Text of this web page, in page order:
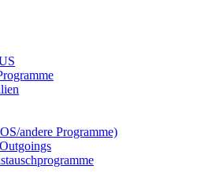
andere Programme)